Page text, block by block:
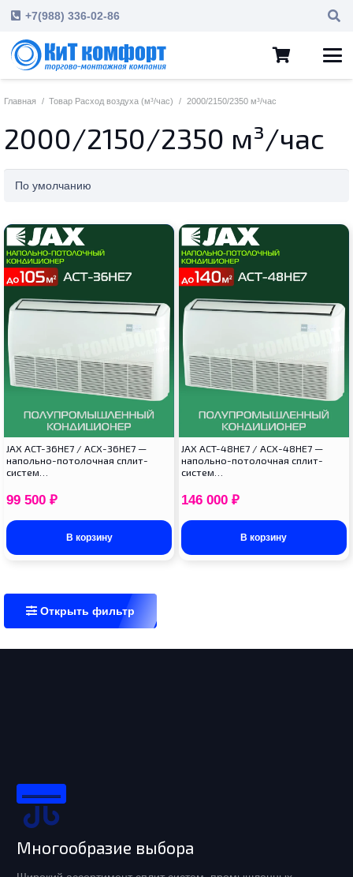
+7(988) 336-02-86
Главная / Товар Расход воздуха (м³/час) / 2000/2150/2350 м³/час
2000/2150/2350 м³/час
JAX ACT-36HE7 / ACX-36HE7 —
напольно-потолочная сплит-
систем…
99 500 ₽
В корзину
JAX ACT-48HE7 / ACX-48HE7 —
напольно-потолочная сплит-
систем…
146 000 ₽
В корзину
Открыть фильтр
Многообразие выбора